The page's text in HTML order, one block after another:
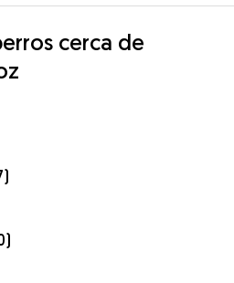
cerca de